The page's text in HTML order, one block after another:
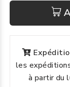
les
à partir du